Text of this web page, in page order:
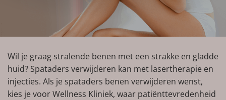
Wil je graag stralende benen met een strakke en gladde
huid? Spataders verwijderen kan met lasertherapie en
injecties. Als je spataders benen verwijderen wenst,
kies je voor Wellness Kliniek, waar patiënttevredenheid